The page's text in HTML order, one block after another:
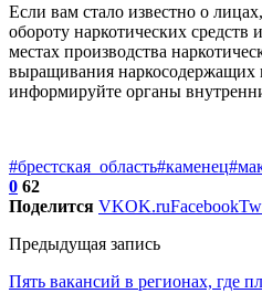
Если вам стало известно о
обороту наркотических
местах производства
выращивания наркосодержащих
информируйте органы
#брестская_область#каменец
0 62
Поделится VKOK.ruFacebook
Предыдущая запись
Пять вакансий в регионах, где